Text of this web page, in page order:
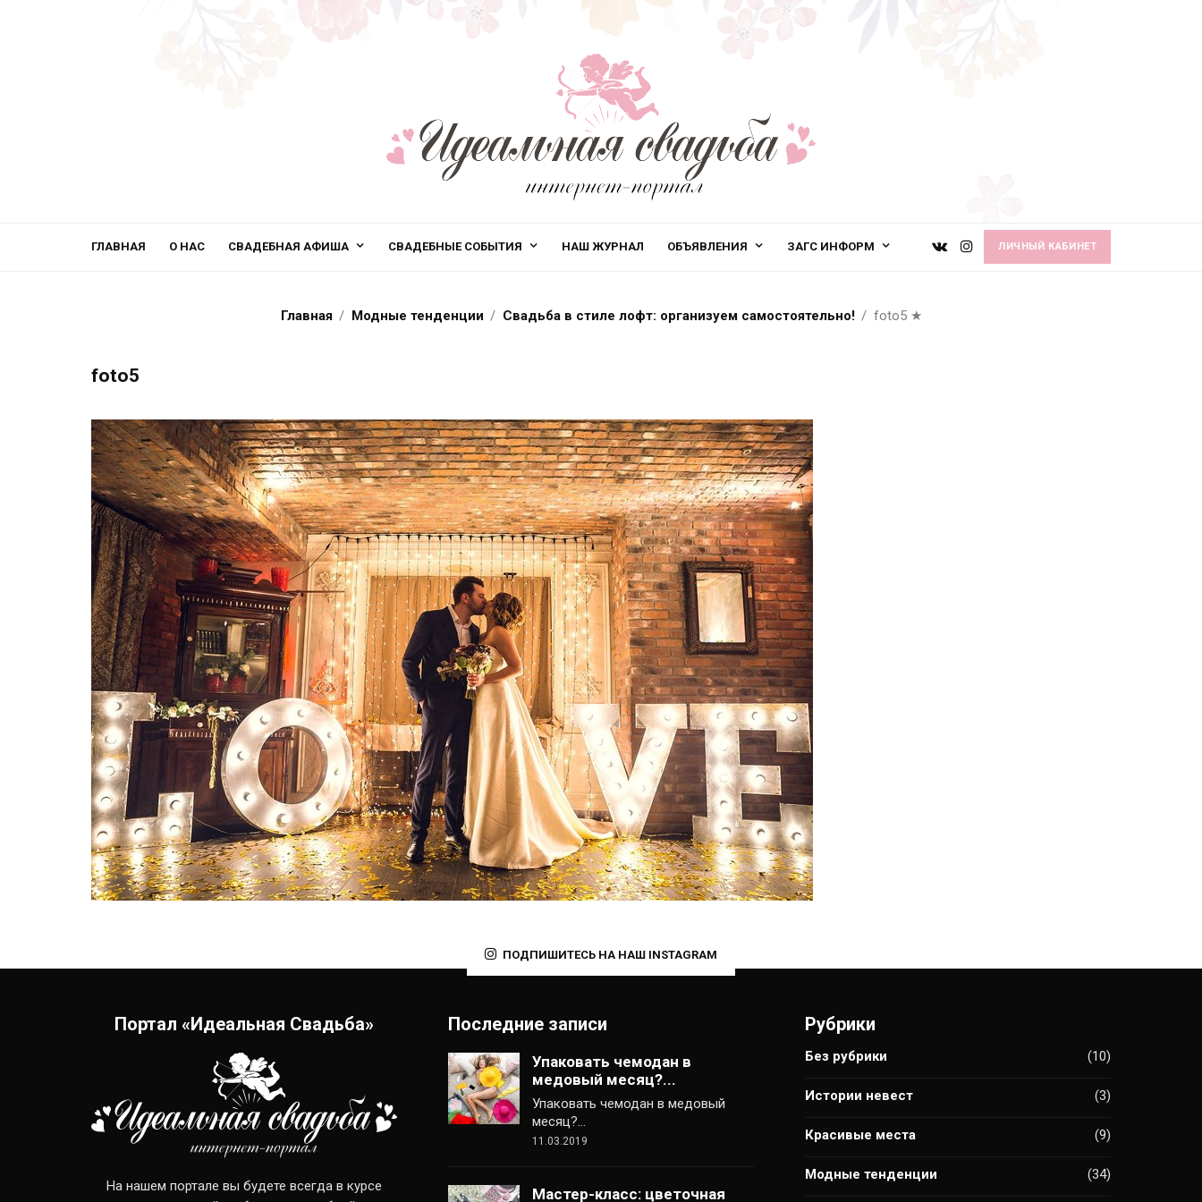
ГЛАВНАЯ О НАС СВАДЕБНАЯ АФИША СВАДЕБНЫЕ СОБЫТИЯ НАШ ЖУРНАЛ ОБЪЯВЛЕНИЯ ЗАГС ИНФОРМ ЛИЧНЫЙ КАБИНЕТ
Главная Модные тенденции Свадьба в стиле лофт: организуем самостоятельно! foto5★
foto5
ПОДПИШИТЕСЬ НА НАШ INSTAGRAM
Портал «Идеальная Свадьба»
На нашем портале вы будете всегда в курсе
Последние записи
Упаковать чемодан в
медовый месяц?...
Упаковать чемодан в медовый
месяц?…
11.03.2019
Мастер-класс: цветочная
Рубрики
Без рубрики (10)
Истории невест (3)
Красивые места (9)
Модные тенденции (34)